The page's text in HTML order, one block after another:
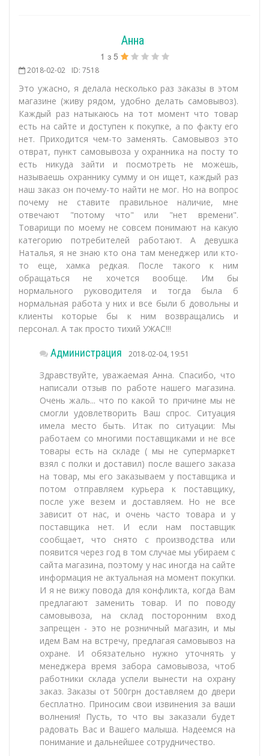
Анна
1 з 5
2018-02-02 ID: 7518
Это ужасно, я делала несколько раз заказы в этом
магазине (живу рядом, удобно делать самовывоз).
Каждый раз натыкаюсь на тот момент что товар
есть на сайте и доступен к покупке, а по факту его
нет. Приходится чем-то заменять. Самовывоз это
отврат, пункт самовывоза у охранника на посту то
есть никуда зайти и посмотреть не можешь,
называешь охраннику сумму и он ищет, каждый раз
наш заказ он почему-то найти не мог. Но на вопрос
почему не ставите правильное наличие, мне
отвечают "потому что" или "нет времени".
Товарищи по моему не совсем понимают на какую
категорию потребителей работают. А девушка
Наталья, я не знаю кто она там менеджер или кто-
то еще, хамка редкая. После такого к ним
обращаться не хочется вообще. Им бы
нормального руководителя и тогда была б
нормальная работа у них и все были б довольны и
клиенты которые бы к ним возвращались и
персонал. А так просто тихий УЖАС!!!
Администрация 2018-02-04, 19:51
Здравствуйте, уважаемая Анна. Спасибо, что
написали отзыв по работе нашего магазина.
Очень жаль... что по какой то причине мы не
смогли удовлетворить Ваш спрос. Ситуация
имела место быть. Итак по ситуации: Мы
работаем со многими поставщиками и не все
товары есть на складе ( мы не супермаркет
взял с полки и доставил) после вашего заказа
на товар, мы его заказываем у поставщика и
потом отправляем курьера к поставщику,
после уже везем и доставляем. Но не все
зависит от нас, и очень часто товара и у
поставщика нет. И если нам поставщик
сообщает, что снято с производства или
появится через год в том случае мы убираем с
сайта магазина, поэтому у нас иногда на сайте
информация не актуальная на момент покупки.
И я не вижу повода для конфликта, когда Вам
предлагают заменить товар. И по поводу
самовывоза, на склад посторонним вход
запрещен - это не розничный магазин, и мы
идем Вам на встречу, предлагая самовывоз на
охране. И обязательно нужно уточнять у
менеджера время забора самовывоза, чтоб
работники склада успели вынести на охрану
заказ. Заказы от 500грн доставляем до двери
бесплатно. Приносим свои извинения за ваши
волнения! Пусть, то что вы заказали будет
радовать Вас и Вашего малыша. Надеемся на
понимание и дальнейшее сотрудничество.